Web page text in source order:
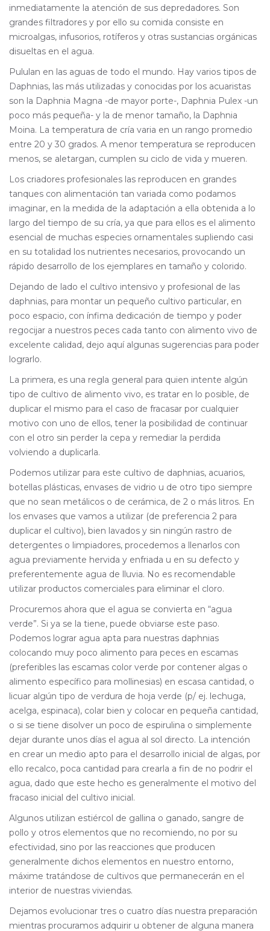
inmediatamente la atención de sus depredadores. Son
grandes filtradores y por ello su comida consiste en
microalgas, infusorios, rotíferos y otras sustancias orgánicas
disueltas en el agua.
Pululan en las aguas de todo el mundo. Hay varios tipos de
Daphnias, las más utilizadas y conocidas por los acuaristas
son la Daphnia Magna -de mayor porte-, Daphnia Pulex -un
poco más pequeña- y la de menor tamaño, la Daphnia
Moina. La temperatura de cría varia en un rango promedio
entre 20 y 30 grados. A menor temperatura se reproducen
menos, se aletargan, cumplen su ciclo de vida y mueren.
Los criadores profesionales las reproducen en grandes
tanques con alimentación tan variada como podamos
imaginar, en la medida de la adaptación a ella obtenida a lo
largo del tiempo de su cría, ya que para ellos es el alimento
esencial de muchas especies ornamentales supliendo casi
en su totalidad los nutrientes necesarios, provocando un
rápido desarrollo de los ejemplares en tamaño y colorido.
Dejando de lado el cultivo intensivo y profesional de las
daphnias, para montar un pequeño cultivo particular, en
poco espacio, con ínfima dedicación de tiempo y poder
regocijar a nuestros peces cada tanto con alimento vivo de
excelente calidad, dejo aquí algunas sugerencias para poder
lograrlo.
La primera, es una regla general para quien intente algún
tipo de cultivo de alimento vivo, es tratar en lo posible, de
duplicar el mismo para el caso de fracasar por cualquier
motivo con uno de ellos, tener la posibilidad de continuar
con el otro sin perder la cepa y remediar la perdida
volviendo a duplicarla.
Podemos utilizar para este cultivo de daphnias, acuarios,
botellas plásticas, envases de vidrio u de otro tipo siempre
que no sean metálicos o de cerámica, de 2 o más litros. En
los envases que vamos a utilizar (de preferencia 2 para
duplicar el cultivo), bien lavados y sin ningún rastro de
detergentes o limpiadores, procedemos a llenarlos con
agua previamente hervida y enfriada u en su defecto y
preferentemente agua de lluvia. No es recomendable
utilizar productos comerciales para eliminar el cloro.
Procuremos ahora que el agua se convierta en “agua
verde”. Si ya se la tiene, puede obviarse este paso.
Podemos lograr agua apta para nuestras daphnias
colocando muy poco alimento para peces en escamas
(preferibles las escamas color verde por contener algas o
alimento específico para mollinesias) en escasa cantidad, o
licuar algún tipo de verdura de hoja verde (p/ ej. lechuga,
acelga, espinaca), colar bien y colocar en pequeña cantidad,
o si se tiene disolver un poco de espirulina o simplemente
dejar durante unos días el agua al sol directo. La intención
en crear un medio apto para el desarrollo inicial de algas, por
ello recalco, poca cantidad para crearla a fin de no podrir el
agua, dado que este hecho es generalmente el motivo del
fracaso inicial del cultivo inicial.
Algunos utilizan estiércol de gallina o ganado, sangre de
pollo y otros elementos que no recomiendo, no por su
efectividad, sino por las reacciones que producen
generalmente dichos elementos en nuestro entorno,
máxime tratándose de cultivos que permanecerán en el
interior de nuestras viviendas.
Dejamos evolucionar tres o cuatro días nuestra preparación
mientras procuramos adquirir u obtener de alguna manera